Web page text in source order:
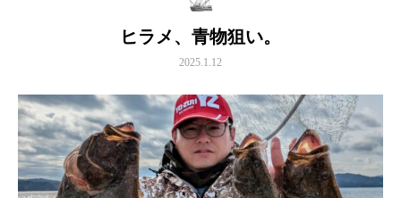
ヒラメ、青物狙い。
2025.1.12